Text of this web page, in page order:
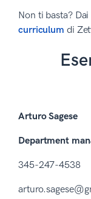
Non ti basta?
curriculum di
Arturo Sagese
Department
345-247-4538